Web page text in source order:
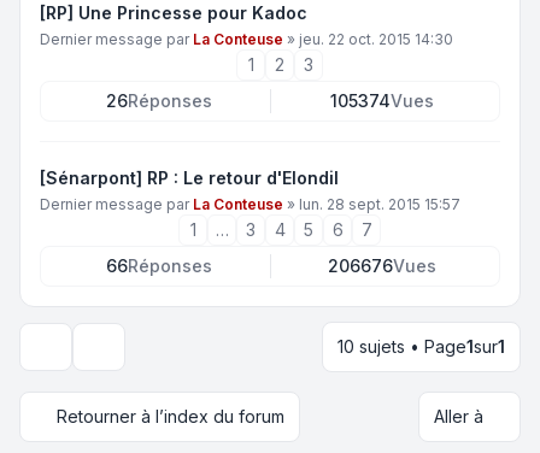
[RP] Une Princesse pour Kadoc
Dernier message par La Conteuse » jeu. 22 oct. 2015 14:30
1 2
3
26Réponses 105374Vues
[Sénarpont] RP : Le retour d'Elondil
Dernier message par La Conteuse » lun. 28 sept. 2015 15:57
1 … 3 4 5 6
7
66Réponses 206676Vues
10 sujets • Page1sur1
Retourner à l’index du forum Aller à